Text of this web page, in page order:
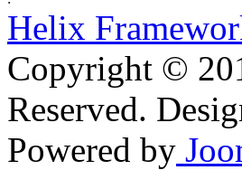
Helix
Copyright ©
Reserved.
Powered by